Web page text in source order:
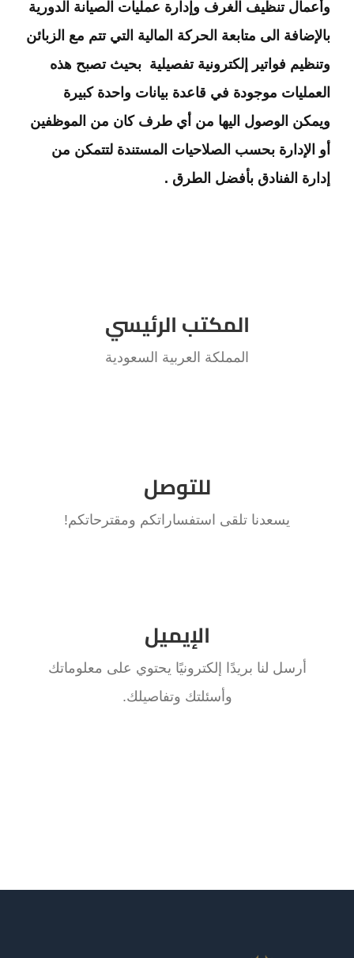
وأعمال تنظيف الغرف وإدارة عمليات الصيانة الدورية
بالإضافة الى متابعة الحركة المالية التي تتم مع الزبائن
وتنظيم فواتير إلكترونية تفصيلية بحيث تصبح هذه
العمليات موجودة في قاعدة بيانات واحدة كبيرة
ويمكن الوصول اليها من أي طرف كان من الموظفين
أو الإدارة بحسب الصلاحيات المستندة لتتمكن من
إدارة الفنادق بأفضل الطرق .
المكتب الرئيسي
المملكة العربية السعودية
المملكة العربية السعودية
للتوصل
يسعدنا تلقى استفساراتكم ومقترحاتكم!
+966 50 688 0450
الإيميل
أرسل لنا بريدًا إلكترونيًا يحتوي على معلوماتك
وأسئلتك وتفاصيلك.
للتواصل عبر الأيميل
Email info@tara-hotels.com today!
ارسل الآن